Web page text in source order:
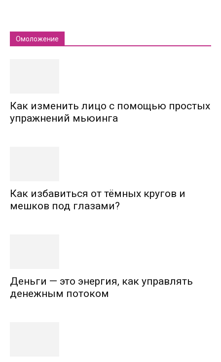
Омоложение
Как изменить лицо с помощью простых
упражнений мьюинга
Как избавиться от тёмных кругов и
мешков под глазами?
Деньги — это энергия, как управлять
денежным потоком